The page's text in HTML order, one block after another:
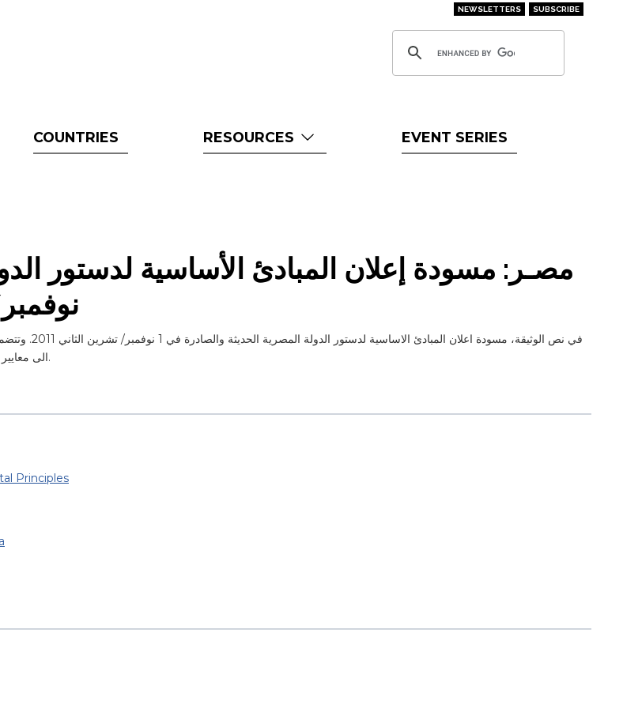
NEWSLETTERS SUBSCRIBE
COUNTRIES RESOURCES EVENT SERIES
مصـر: مسودة إعلان المبادئ الأساسیة لدستور
في نص الوثيقة،
الى معايير تشكيل الجمعية التاسيسية لوضع الدستور الجديد للبلاد.
Principles